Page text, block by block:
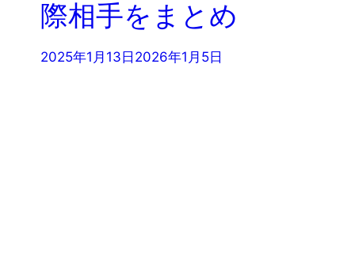
際相手をまとめ
2025年1月13日 2026年1月5日